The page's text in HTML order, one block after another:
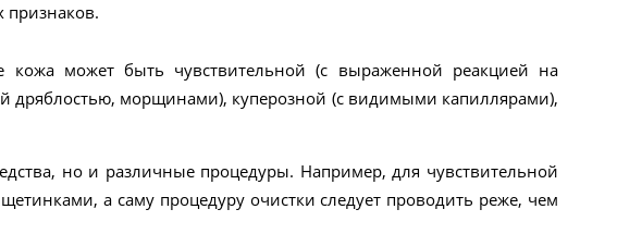
кожа может быть чувствительной (с выраженной реакцией на
дряблостью, морщинами), куперозной (с видимыми капиллярами),
но и различные процедуры. Например, для чувствительной
а саму процедуру очистки следует проводить реже, чем